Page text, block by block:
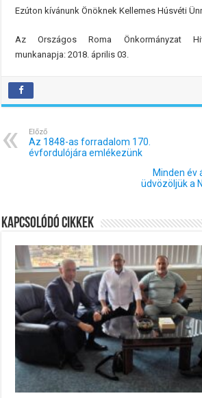
Ezúton kívánunk Önöknek Kellemes Húsvéti
Az Országos Roma Önkormányzat
munkanapja: 2018. április 03.
Előző
Az 1848-as forradalom 170.
évfordulójára emlékezünk
Minden év
üdvözöljük a
Kapcsolódó cikkek